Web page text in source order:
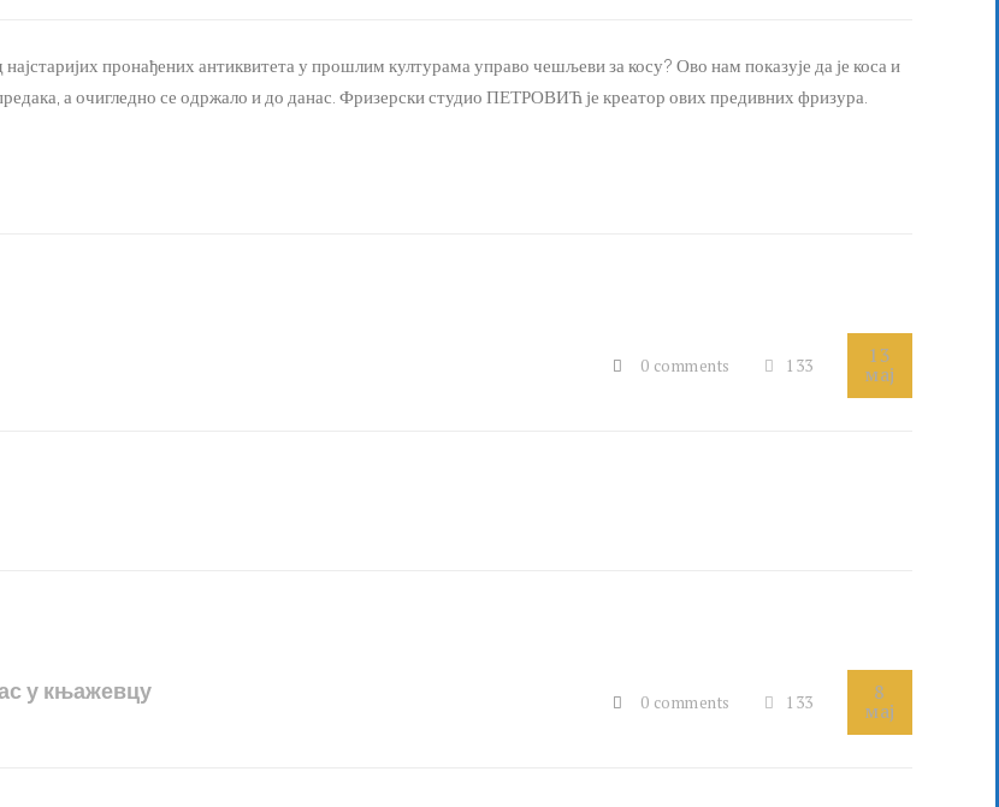
пронађених антиквитета у прошлим културама управо чешљеви за косу? Ово нам показује да је коса и
а очигледно се одржало и до данас. Фризерски студио ПЕТРОВИЋ је креатор ових предивних фризура.
0 comments 133 13
мај
у књажевцу 0 comments 133 8
мај